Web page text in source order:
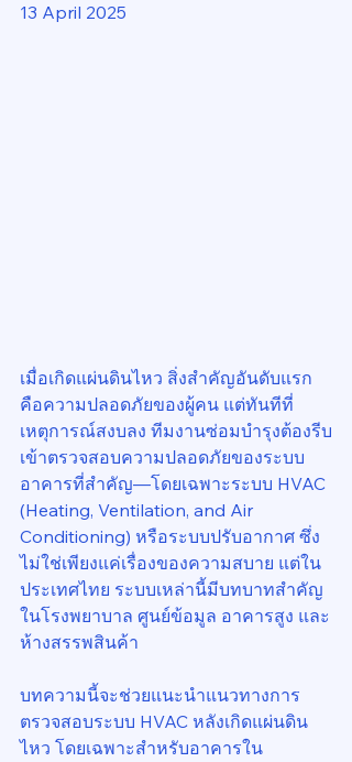
13 April 2025
เมื่อเกิดแผ่นดินไหว สิ่งสำคัญอันดับแรก
คือความปลอดภัยของผู้คน แต่ทันทีที่
เหตุการณ์สงบลง ทีมงานซ่อมบำรุงต้องรีบ
เข้าตรวจสอบความปลอดภัยของระบบ
อาคารที่สำคัญ—โดยเฉพาะระบบ HVAC
(Heating, Ventilation, and Air
Conditioning) หรือระบบปรับอากาศ ซึ่ง
ไม่ใช่เพียงแค่เรื่องของความสบาย แต่ใน
ประเทศไทย ระบบเหล่านี้มีบทบาทสำคัญ
ในโรงพยาบาล ศูนย์ข้อมูล อาคารสูง และ
ห้างสรรพสินค้า
บทความนี้จะช่วยแนะนำแนวทางการ
ตรวจสอบระบบ HVAC หลังเกิดแผ่นดิน
ไหว โดยเฉพาะสำหรับอาคารใน